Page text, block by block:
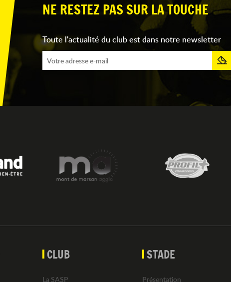
NE RESTEZ PAS SUR LA TOUCHE
Toute l'actualité du club est dans notre newsletter
CLUB
La SASP
STADE
Présentation